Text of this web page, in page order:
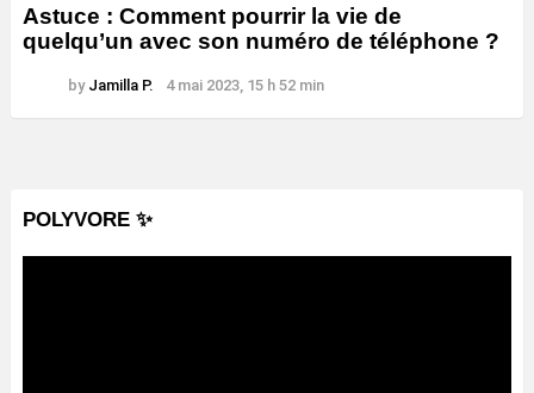
Astuce : Comment pourrir la vie de
quelqu’un avec son numéro de téléphone ?
by Jamilla P. 4 mai 2023, 15 h 52 min
POLYVORE ✨